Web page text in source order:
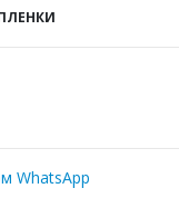
WhatsApp